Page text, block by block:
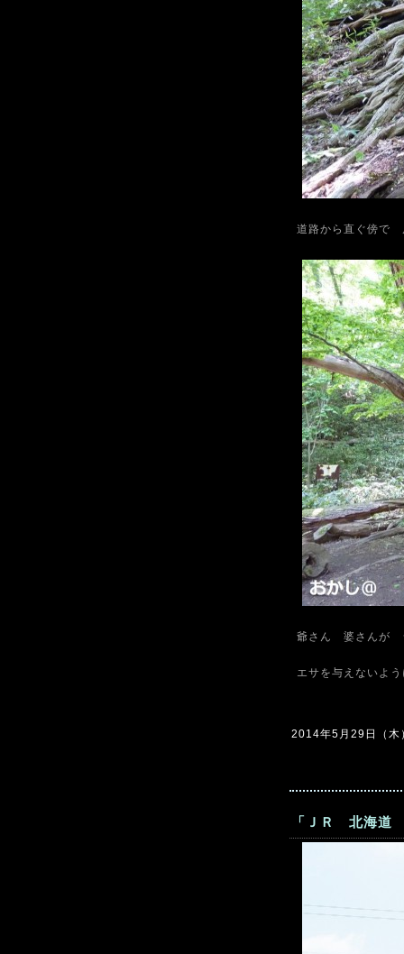
道路から直ぐ傍
爺さん 婆さんが
エサを与えないよ
2014年5月29日（
「ＪＲ 北海